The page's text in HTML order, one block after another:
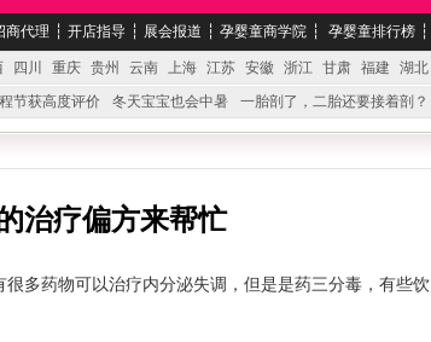
商代理 ┆ 开店指导 ┆ 展会报道 ┆ 孕婴童商学院 ┆ 孕婴童排行榜 ┆
四川 重庆 贵州 云南 上海 江苏 安徽 浙江 甘肃 福建 湖北
节获高度评价 冬天宝宝也会中暑 一胎剖了，二胎还要接着剖？
较特殊。”
妇幼广场 免租了！
治疗偏方来帮忙
多药物可以治疗内分泌失调，但是是药三分毒，有些饮